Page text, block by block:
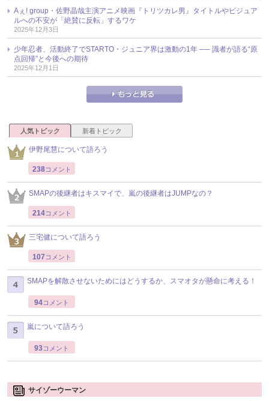
Aぇ! group・佐野晶哉主演アニメ映画『トリツカレ男』タイトルやビジュア
ルへの不安が「絶賛に反転」するワケ
2025年12月3日
少年忍者、活動終了でSTARTO・ジュニア界は激動の1年 ── 識者が語る“原
点回帰”と今後への期待
2025年12月1日
人気トピック 新着トピック
伊野尾慧について語ろう
238コメント
SMAPの後継者はキスマイで、嵐の後継者はJUMPなの？
214コメント
三宅健について語ろう
107 コメント
SMAPを解散させないためにはどうするか、スマオタが懸命に考える！
94コメント
嵐について語ろう
93コメント
サイゾーウーマン